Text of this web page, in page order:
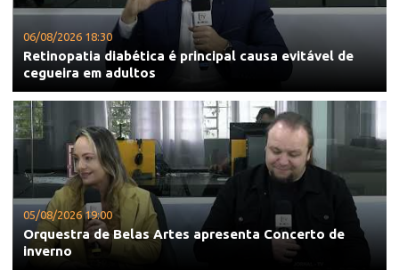
06/08/2026 18:30
Retinopatia diabética é principal causa evitável de
cegueira em adultos
05/08/2026 19:00
Orquestra de Belas Artes apresenta Concerto de
inverno